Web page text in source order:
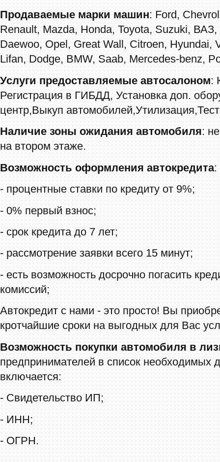
Продаваемые марки машин: Ford,
Renault, Mazda, Honda, Toyota, Suzuki,
Daewoo, Opel, Great Wall, Citroen, Hyundai,
Lifan, Dodge, BMW, Saab, Mercedes-benz,
Услуги предоставляемые автосалоном:
Регистрация в ГИБДД, Установка доп.
центр,Выкуп
Наличие зоны ожидания автомобиля:
на втором этаже.
Возможность оформления автокредита:
- процентные ставки по кредиту от 9%;
- 0% первый взнос;
- срок кредита до 7 лет;
- рассмотрение заявки всего 15 минут;
- есть возможность досрочно погасить
комиссий;
Автокредит с нами - это просто! Вы
кротчайшие сроки на выгодных для Вас
Возможность покупки автомобиля в
предпринимателей в список необходимых
включается:
- Свидетельство ИП;
- ИНН;
- ОГРН.